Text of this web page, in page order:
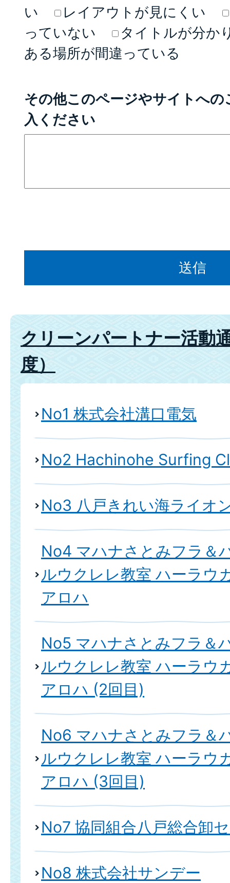
い
レイアウトが見にくい
っていない
タイトルが分か
ある場所が間違っている
その他このページやサイトへ
入ください
クリーンパートナー活動
度）
No1 株式会社溝口電気
No2 Hachinohe Surfing
No3 八戸きれい海ライオ
No4 マハナさとみフラ＆
ルウクレレ教室 ハーラウ
アロハ
No5 マハナさとみフラ＆
ルウクレレ教室 ハーラウ
アロハ (2回目)
No6 マハナさとみフラ＆
ルウクレレ教室 ハーラウ
アロハ (3回目)
No7 協同組合八戸総合卸
No8 株式会社サンデー